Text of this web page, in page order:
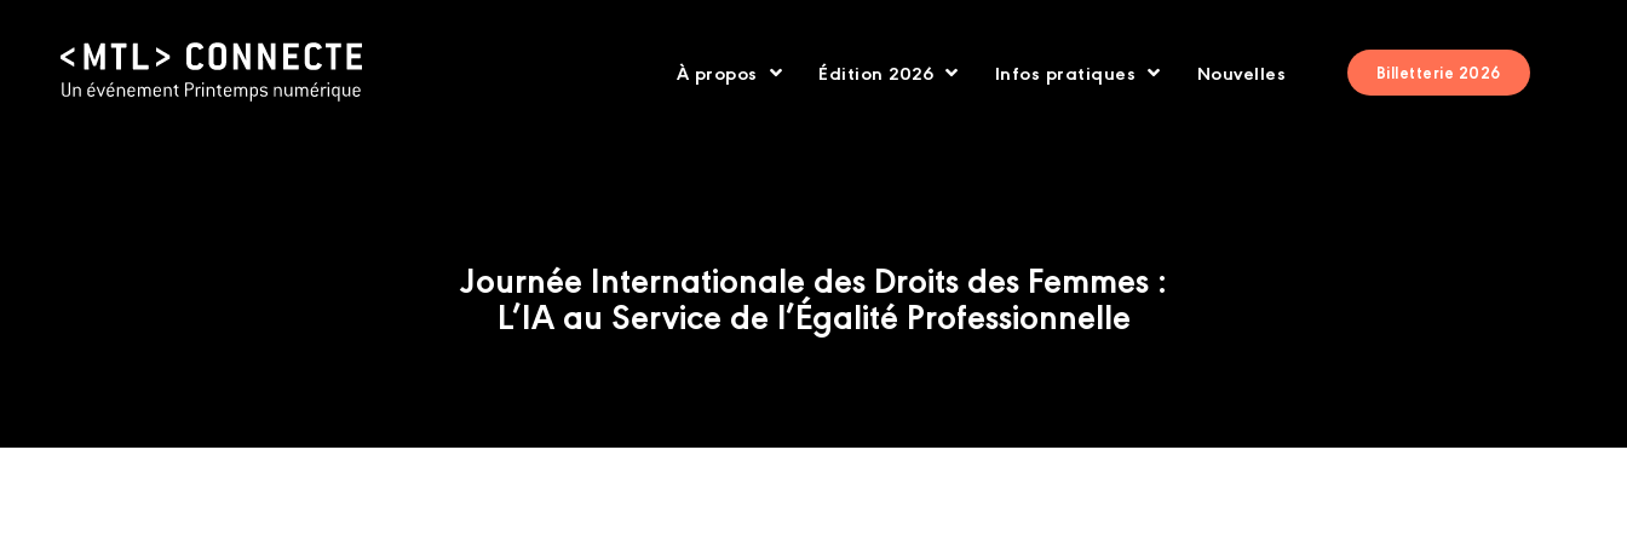
À propos Édition 2026 Infos pratiques Nouvelles Billetterie 2026
Journée Internationale des Droits des Femmes :
L’IA au Service de l’Égalité Professionnelle